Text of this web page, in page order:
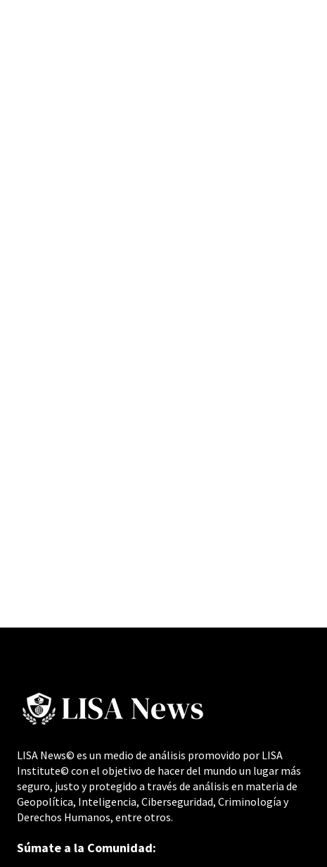
LISA News© es un medio de análisis promovido por LISA
Institute© con el objetivo de hacer del mundo un lugar más
seguro, justo y protegido a través de análisis en materia de
Geopolítica, Inteligencia, Ciberseguridad, Criminología y
Derechos Humanos, entre otros.
Súmate a la Comunidad: